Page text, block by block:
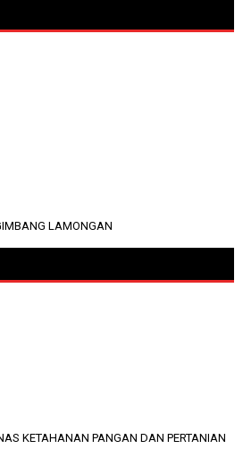
LAMONGAN
KETAHANAN PANGAN DAN PERTANIAN